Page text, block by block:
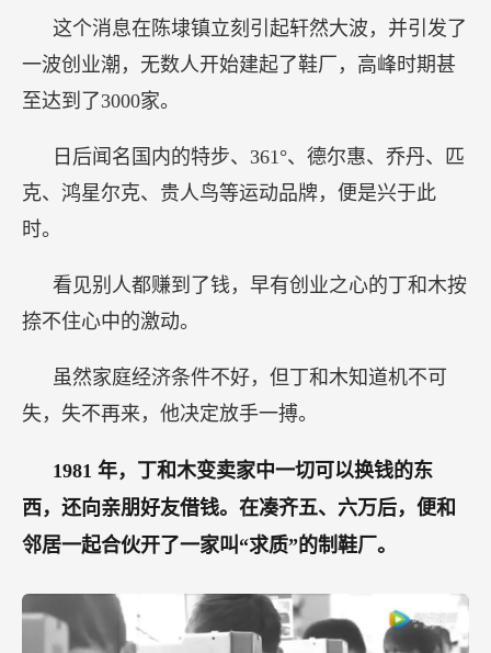
这个消息在陈埭镇立刻引起轩然大波，并引发了
一波创业潮，无数人开始建起了鞋厂，高峰时期甚
至达到了3000家。
日后闻名国内的特步、361°、德尔惠、乔丹、匹
克、鸿星尔克、贵人鸟等运动品牌，便是兴于此
时。
看见别人都赚到了钱，早有创业之心的丁和木按
捺不住心中的激动。
虽然家庭经济条件不好，但丁和木知道机不可
失，失不再来，他决定放手一搏。
1981 年，丁和木变卖家中一切可以换钱的东
西，还向亲朋好友借钱。在凑齐五、六万后，便和
邻居一起合伙开了一家叫“求质”的制鞋厂。